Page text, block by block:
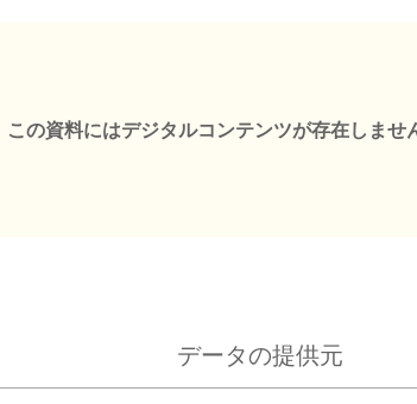
この資料にはデジタルコンテンツが存在しませ
データの提供元